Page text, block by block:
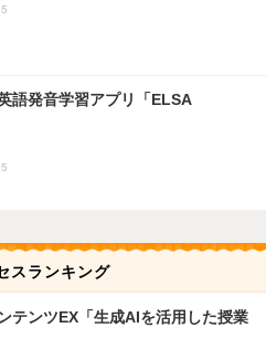
語発音学習アプリ「ELSA
スランキング
テンツEX「生成AIを活用した授業